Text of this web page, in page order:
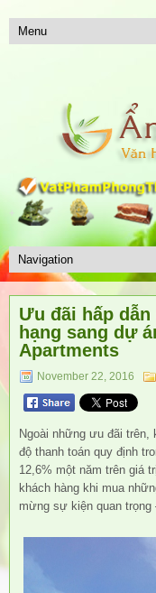
Ưu đãi hấp
hạng sang dự
Apartments
November 22, 2016
Ngoài những ưu đãi
độ thanh toán quy định
12,6% một năm trên giá
khách hàng khi mua
mừng sự kiện quan